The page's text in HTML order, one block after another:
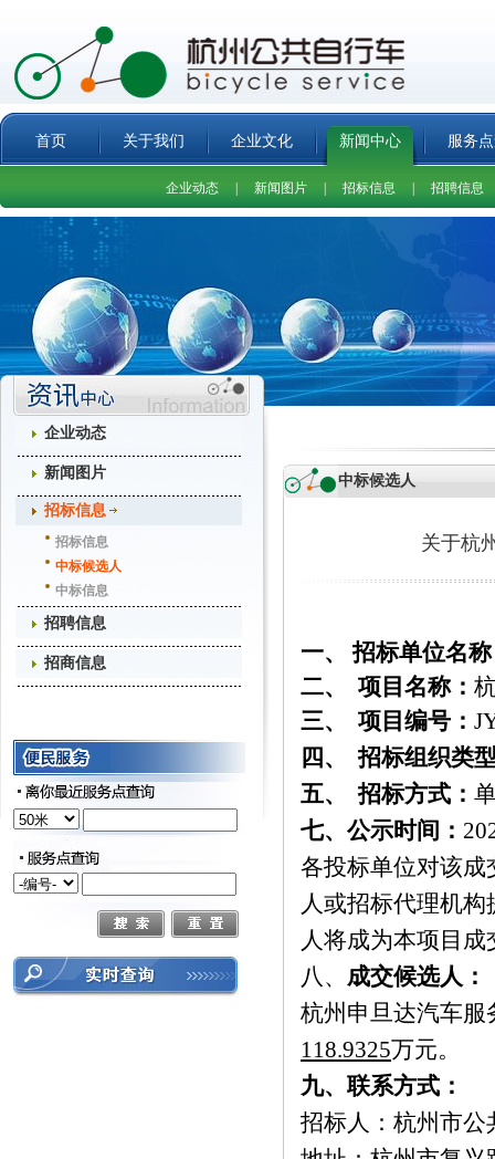
首页 关于我们 企业文化 新闻中心 服务
企业动态 新闻图片 招标信息 招聘信息
企业动态
新闻图片
招标信息
招标信息
中标候选人
中标信息
招聘信息
招商信息
中标候选人
关于杭
一、 招标单位名
二、
项目名称：
三、
项目编号：
四、
招标组织类
五、
招标方式：
七、公示时间：
各投标单位对该成
人或招标代理机
人将成为本项目 成
八、 成交候选人：
杭州申旦达汽车服
118.9325万元。
九、联系方式：
招标人：杭州市公